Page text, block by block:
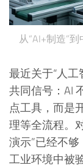
从“AI+制造”
最近关于“人
共同信号：AI
点工具，而是
理等全流程。
演示”已经不
工业环境中被验